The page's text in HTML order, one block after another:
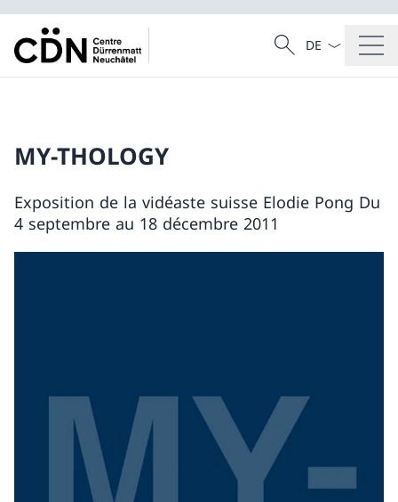
Recherche
Recherche
La langue
MY-THOLOGY
Exposition de la vidéaste suisse Elodie Pong Du
4 septembre au 18 décembre 2011